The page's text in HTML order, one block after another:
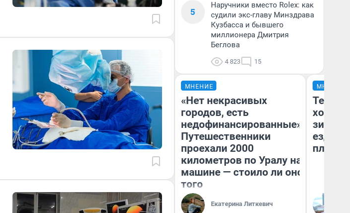
5
Наручники вместо Rolex: как
судили экс-главу Минздрава
Кузбасса и бывшего
миллионера Дмитрия
Беглова
4 823 15
МНЕНИЕ
«Нет некрасивых
городов, есть
недофинансированные».
Путешественники
проехали 2000
километров по Уралу на
машине — стоило ли оно
того
Екатерина Литкевич
МНЕНИЕ
Тепло
зимой.
ездит
плюсы